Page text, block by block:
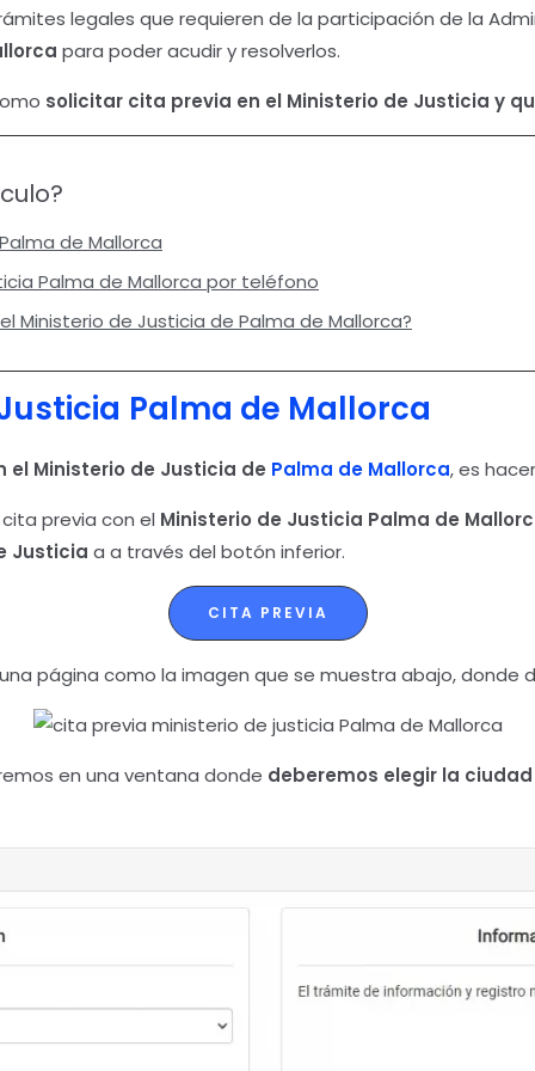
legales que requieren de la participación de la
para poder acudir y resolverlos.
solicitar cita previa en el Ministerio de Justicia y
de Mallorca
Palma de Mallorca por teléfono
Ministerio de Justicia de Palma de Mallorca?
Palma de Mallorca
el Ministerio de Justicia de Palma de Mallorca, es
previa con el Ministerio de Justicia Palma de
Justicia a a través del botón inferior.
CITA PREVIA
página como la imagen que se muestra abajo, donde
en una ventana donde deberemos elegir la